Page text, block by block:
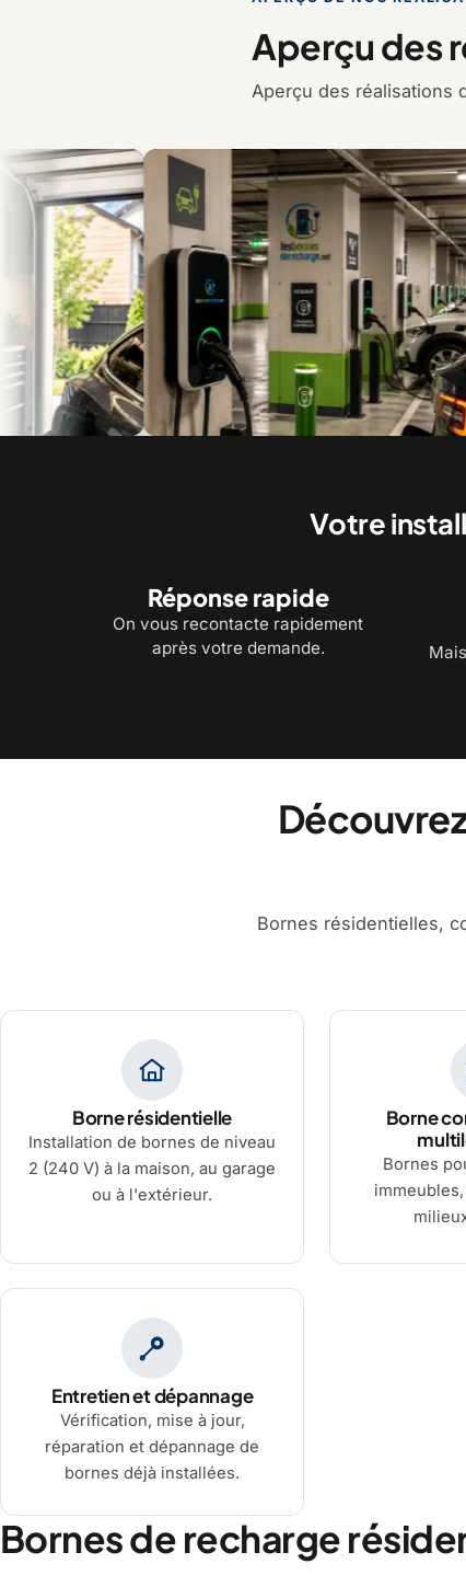
Aperçu des
Aperçu des réalisations
Votre
Réponse rapide
On vous recontacte rapidement
après votre demande.
Bornes résidentielles,
Borne résidentielle
Installation de bornes de niveau
2 (240 V) à la maison, au garage
ou à l'extérieur.
Borne
Bornes
Entretien et dépannage
Vérification, mise à jour,
réparation et dépannage de
bornes déjà installées.
Bornes de recharge